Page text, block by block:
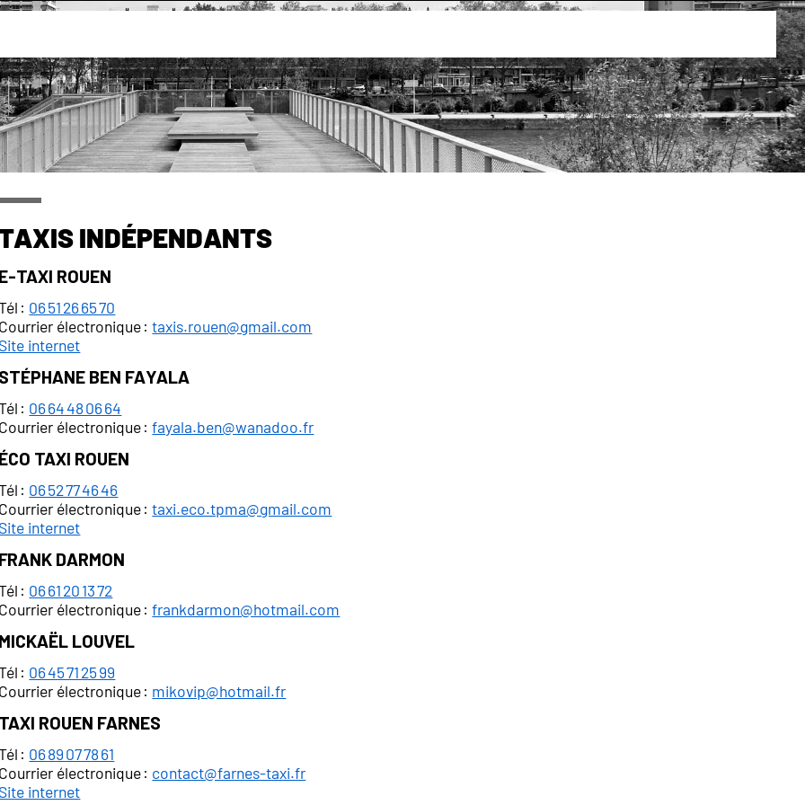
Rouen, plusieurs compagnies et professionnels indépendants proposent un service de taxi. Vous trouverez sur
cette page les différents moyens de les contacter, ainsi que les emplacements des différentes stations de taxis.
indépendants
e-Taxi Rouen
: 06 51 26 65 70
Courrier électronique :taxis.rouen@gmail.com
Site internet
Stéphane Ben Fayala
: 06 64 48 06 64
Courrier électronique :fayala.ben@wanadoo.fr
Éco Taxi Rouen
: 06 52 77 46 46
Courrier électronique :taxi.eco.tpma@gmail.com
Site internet
Frank Darmon
: 06 61 20 13 72
Courrier électronique :frankdarmon@hotmail.com
Mickaël Louvel
: 06 45 71 25 99
Courrier électronique : mikovip@hotmail.fr
Taxi Rouen Farnes
: 06 89 07 78 61
Courrier électronique : contact@farnes-taxi.fr
Site internet